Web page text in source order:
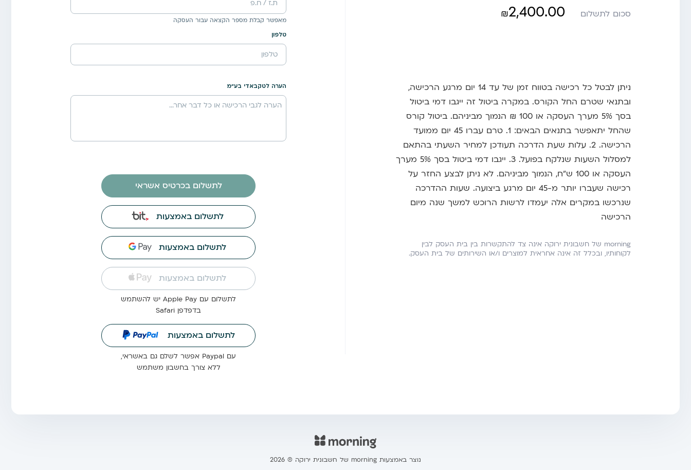
סכום לתשלום ₪2,400.00
ניתן לבטל כל רכישה בטווח זמן של עד 14 יום מרגע הרכישה,
ובתנאי שטרם החל הקורס. במקרה ביטול זה ייגבו דמי ביטול
בסך 5% מערך העסקה או 100 ₪ הנמוך מביניהם. ביטול קורס
שהחל יתאפשר בתנאים הבאים: 1. טרם עברו 45 יום ממועד
הרכישה. 2. עלות שעת הדרכה תעודכן למחיר השעתי בהתאם
למסלול השעות שנלקח בפועל. 3. ייגבו דמי ביטול בסך 5% מערך
העסקה או 100 ש"ח, הנמוך מביניהם. לא ניתן לבצע החזר על
רכישה שעברו יותר מ-45 יום מרגע ביצועה. שעות ההדרכה
שנרכשו במקרים אלה יעמדו לרשות הרוכש למשך שנה מיום
הרכישה
morning של חשבונית ירוקה אינה צד להתקשרות בין בית העסק לבין
לקוחותיו, ובכלל זה אינה אחראית למוצרים ו/או השירותים של בית העסק.
מאפשר קבלת מספר הקצאה עבור העסקה
טלפון
הערה לטקבאדי בע"מ
לתשלום בכרטיס אשראי
לתשלום באמצעות
לתשלום באמצעות
לתשלום באמצעות
לתשלום עם Apple Pay יש להשתמש
בדפדפן Safari
לתשלום באמצעות
עם Paypal אפשר לשלם גם באשראי,
ללא צורך בחשבון משתמש
נוצר באמצעות morning של חשבונית ירוקה ® 2026